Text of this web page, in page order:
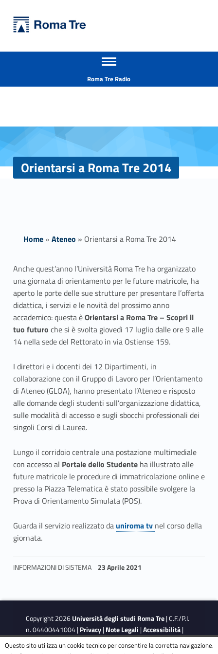
Orientarsi a Roma Tre 2014 - Università Roma Tre
Apri il menu secondario
Roma Tre Radio
Orientarsi a Roma Tre 2014
Home» Ateneo » Orientarsi a Roma Tre 2014
O
r
i
e
n
t
a
r
s
i
a
R
o
m
a
T
e
0
Anche quest’anno l’Università Roma Tre ha organizzato
una giornata di orientamento per le future matricole, ha
aperto le porte delle sue strutture per presentare l’offerta
didattica, i servizi e le novità del prossimo anno
accademico: questa èOrientarsi a Roma Tre – Scopri il
tuo futuro che si è svolta giovedì 17 luglio dalle ore 9 alle
14 nella sede del Rettorato in via Ostiense 159.
I direttori e i docenti dei 12 Dipartimenti, in
collaborazione con il Gruppo di Lavoro per l’Orientamento
di Ateneo (GLOA), hanno presentato l’Ateneo e risposto
alle domande degli studenti sull’organizzazione didattica,
sulle modalità di accesso e sugli sbocchi professionali dei
singoli Corsi di Laurea.
Lungo il corridoio centrale una postazione multimediale
con accesso al Portale dello Studenteha illustrato alle
future matricole le procedure di immatricolazione online e
presso la Piazza Telematica è stato possibile svolgere la
Prova di Orientamento Simulata (POS).
Guarda il servizio realizzato da
Link identifier #identifier__21385-1
uniroma tv nel corso della
giornata.
INFORMAZIONI DI SISTEMA 23 Aprile 2021
Copyright 2026Università degli studi Roma Tre| C.F./P.I.
n. 04400441004 |Privacy|Note Legali |Accessibilità|
Obiettivi di accessibilità
| Dichiarazione di accessibilità
Questo sito utilizza un cookie tecnico per consentire la corretta navigazione.